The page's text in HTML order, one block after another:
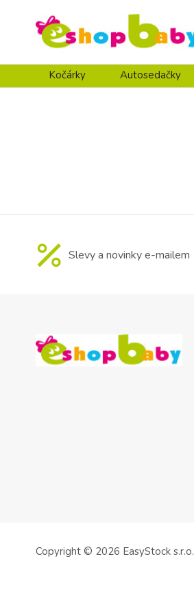
Kočárky Autosedačky
Slevy a novinky e-mailem
Copyright © 2026 EasyStock s.r.o.